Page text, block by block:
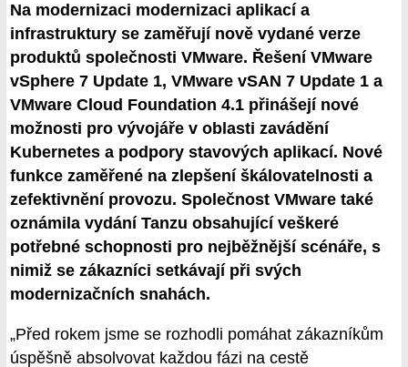
Na modernizaci modernizaci aplikací a
infrastruktury se zaměřují nově vydané verze
produktů společnosti VMware. Řešení VMware
vSphere 7 Update 1, VMware vSAN 7 Update 1 a
VMware Cloud Foundation 4.1 přinášejí nové
možnosti pro vývojáře v oblasti zavádění
Kubernetes a podpory stavových aplikací. Nové
funkce zaměřené na zlepšení škálovatelnosti a
zefektivnění provozu. Společnost VMware také
oznámila vydání Tanzu obsahující veškeré
potřebné schopnosti pro nejběžnější scénáře, s
nimiž se zákazníci setkávají při svých
modernizačních snahách.
„Před rokem jsme se rozhodli pomáhat zákazníkům
úspěšně absolvovat každou fázi na cestě